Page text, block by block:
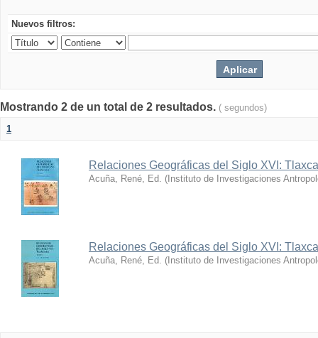
Nuevos filtros:
Mostrando 2 de un total de 2 resultados. ( segundos)
1
Relaciones Geográficas del Siglo XVI:
Acuña, René, Ed. ( Instituto de Investigaciones
Relaciones Geográficas del Siglo XVI:
Acuña, René, Ed. ( Instituto de Investigaciones